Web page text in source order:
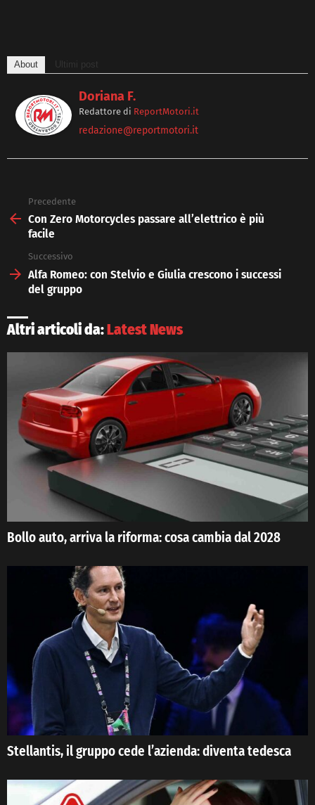
About Ultimi post
Doriana F.
Redattore di ReportMotori.it
redazione@reportmotori.it
more
Precedente
Con Zero Motorcycles passare all’elettrico è più
facile
Successivo
Alfa Romeo: con Stelvio e Giulia crescono i successi
del gruppo
Altri articoli da:Latest News
Bollo auto, arriva la riforma: cosa cambia dal 2028
Stellantis, il gruppo cede l’azienda: diventa tedesca